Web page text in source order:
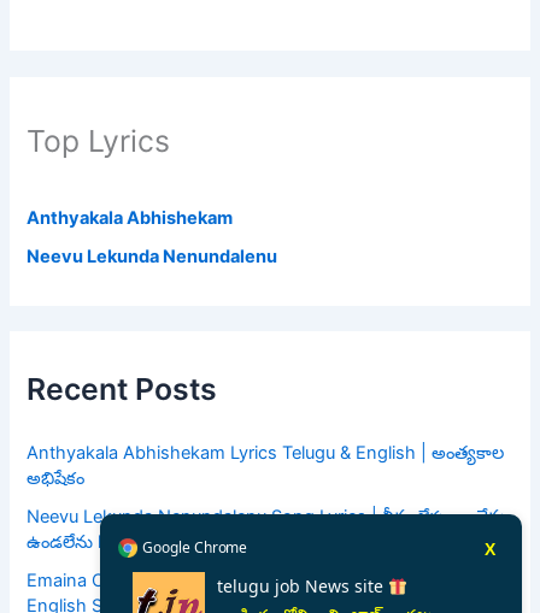
Top Lyrics
Anthyakala Abhishekam
Neevu Lekunda Nenundalenu
Recent Posts
Anthyakala Abhishekam Lyrics Telugu & English | అంత్యకాల
అభిషేకం
Neevu Lekunda Nenundalenu Song Lyrics | నీవు లేకుండా నేను
ఉండలేను lyrics | Jesus Song Lyrics
Emaina Cheyagalavu | ఏమైనా చేయగలవు | Telugu And
English Song Lyrics
X
Google Chrome
telugu job News site